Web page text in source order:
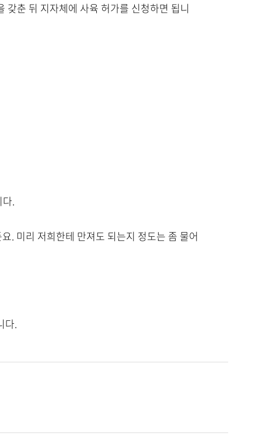
갖춘 뒤 지자체에 사육 허가를 신청하면 됩니
.
. 미리 저희한테 만져도 되는지 정도는 좀 물어
다.